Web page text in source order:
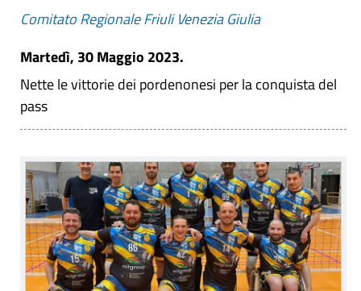
Comitato Regionale Friuli Venezia Giulia
Martedì, 30 Maggio 2023.
Nette le vittorie dei pordenonesi per la conquista del
pass